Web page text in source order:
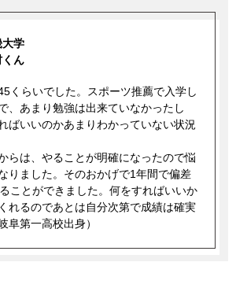
大学
くん
くらいでした。スポーツ推薦で入学し
、あまり勉強は出来ていなかったし
ばいいのかあまりわかっていない状況
らは、やることが明確になったので悩
りました。そのおかげで1年間で偏差
ことができました。何をすればいいか
れるのであとは自分次第で成績は確実
阜第一高校出身）